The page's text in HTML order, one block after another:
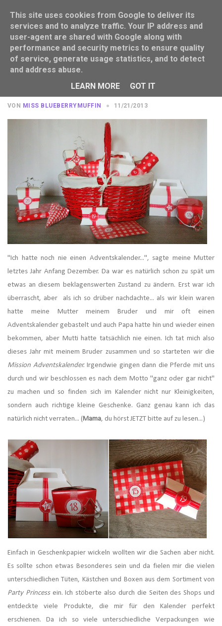
Ein Adventskalender für die
Blaubeer-Mutti...
VON MISS BLUEBERRYMUFFIN 11/21/2013
"Ich hatte noch nie einen Adventskalender...", sagte meine Mutter
letztes Jahr Anfang Dezember. Da war es natürlich schon zu spät um
etwas an diesem beklagenswerten Zustand zu ändern. Erst war ich
überrascht, aber als ich so drüber nachdachte... als wir klein waren
hatte meine Mutter meinem Bruder und mir oft einen
Adventskalender gebastelt und auch Papa hatte hin und wieder einen
bekommen, aber Mutti hatte tatsächlich nie einen. Ich tat mich also
dieses Jahr mit meinem Bruder zusammen und so starteten wir die
Mission Adventskalender. Irgendwie gingen dann die Pferde mit uns
durch und wir beschlossen es nach dem Motto "ganz oder gar nicht"
zu machen und so finden sich im Kalender nicht nur Kleinigkeiten,
sondern auch richtige kleine Geschenke. Ganz genau kann ich das
natürlich nicht verraten... ( Mama, du hörst JETZT bitte auf zu lesen...)
Einfach in Geschenkpapier wickeln wollten wir die Sachen aber nicht.
Es sollte schon etwas Besonderes sein und da fielen mir die vielen
unterschiedlichen Tüten, Kästchen und Boxen aus dem Sortiment von
Party Princessein. Ich stöberte also durch die Seiten des Shops und
entdeckte viele Produkte, die mir für den Kalender perfekt
erschienen. Da ich so viele unterschiedliche Verpackungen wie
This site uses cookies from Google to deliver its
services and to analyze traffic. Your IP address and
user-agent are shared with Google along with
performance and security metrics to ensure quality
of service, generate usage statistics, and to detect
and address abuse.
LEARN MORE
GOT IT